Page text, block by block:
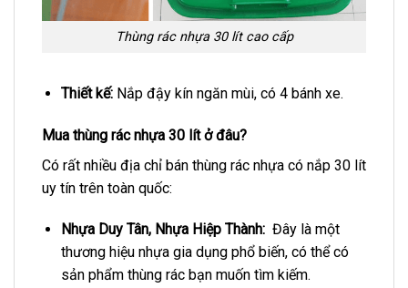
Thùng rác nhựa 30 lít cao cấp
Thiết kế:Nắp đậy kín ngăn mùi, có 4 bánh xe.
Mua thùng rác nhựa 30 lít ở đâu?
Có rất nhiều địa chỉ bán thùng rác nhựa có nắp 30 lít
uy tín trên toàn quốc:
Nhựa Duy Tân, Nhựa Hiệp Thành: Đây là một
thương hiệu nhựa gia dụng phổ biến, có thể có
sản phẩm thùng rác bạn muốn tìm kiếm.